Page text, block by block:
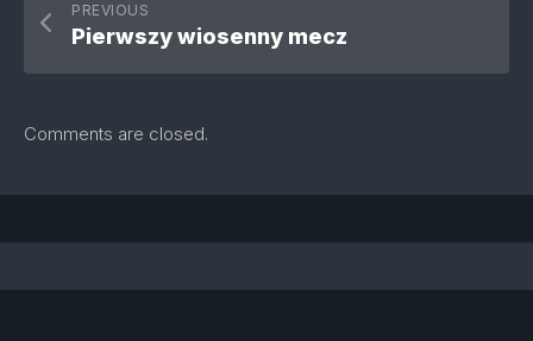
PREVIOUS
Pierwszy wiosenny mecz
Comments are closed.